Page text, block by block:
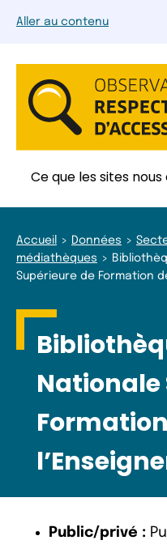
Aller au contenu
Ce que les sites
Accueil Données
médiathèques
Supérieure de Formation
Nationale
Public/privé :